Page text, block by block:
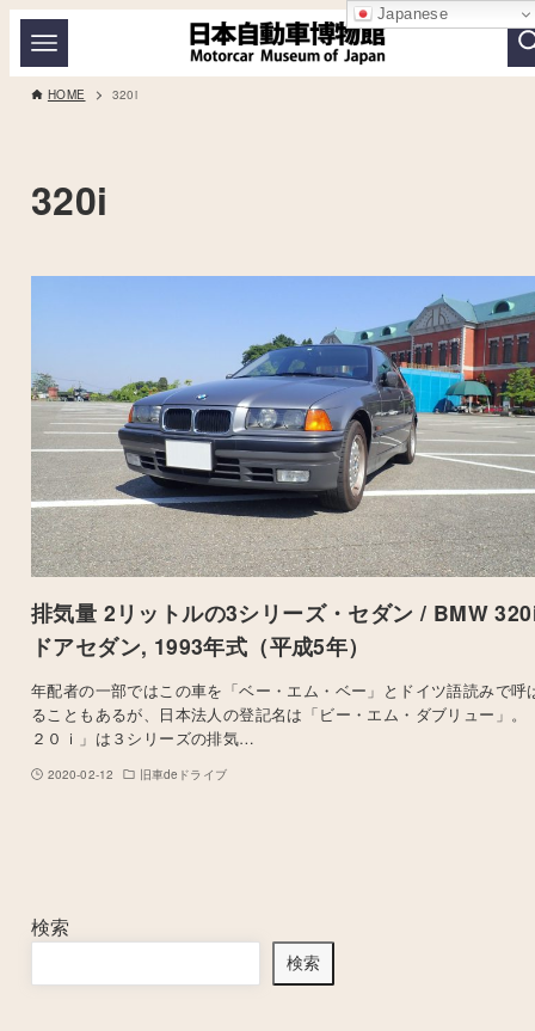
HOME 320i
320i
排気量 2リットルの3シリーズ・セダン / BMW
ドアセダン, 1993年式（平成5年）
年配者の一部ではこの車を「ベー・エム・ベー」とドイツ語読みで呼
ることもあるが、日本法人の登記名は「ビー・エム・ダブリュー」。
２０ｉ」は３シリーズの排気…
2020-02-12 旧車deドライブ
検索
検索
Japanese